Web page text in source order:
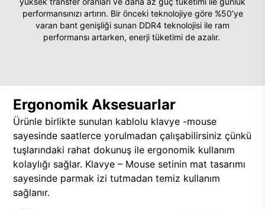
performansınızı artırın. Bir önceki teknolojiye göre %50’ye
varan bant genişliği sunan DDR4 teknolojisi ile ram
performansı artarken, enerji tüketimi de azalır.
Ergonomik Aksesuarlar
Ürünle birlikte sunulan kablolu klavye -mouse
sayesinde saatlerce yorulmadan çalışabilirsiniz çünkü
tuşlarındaki rahat dokunuş ile ergonomik kullanım
kolaylığı sağlar. Klavye – Mouse setinin mat tasarımı
sayesinde parmak izi tutmadan temiz kullanım
sağlanır.